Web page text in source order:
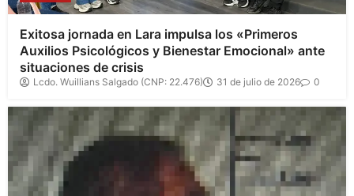
Exitosa jornada en Lara impulsa los «Primeros
Auxilios Psicológicos y Bienestar Emocional» ante
situaciones de crisis
Lcdo. Wuillians Salgado (CNP: 22.476) 31 de julio de 2026 0